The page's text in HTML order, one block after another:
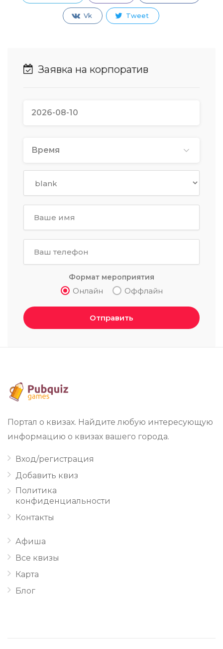
Vk Tweet
Заявка на корпоратив
Время
Формат мероприятия
Онлайн Оффлайн
Отправить
Портал о квизах. Найдите любую интересующую
информацию о квизах вашего города.
Вход/регистрация
Добавить квиз
Политика
конфиденциальности
Контакты
Афиша
Все квизы
Карта
Блог